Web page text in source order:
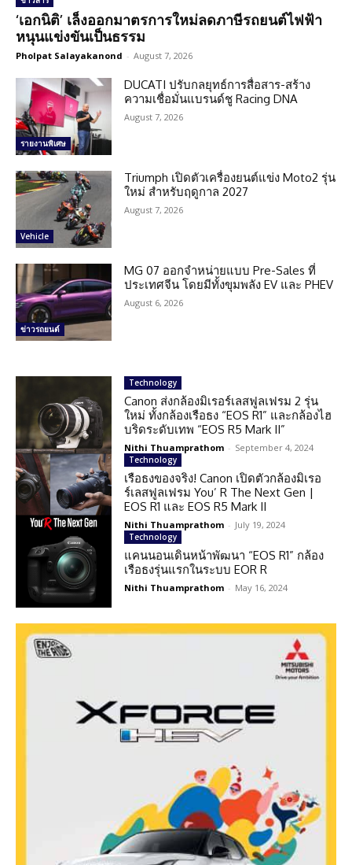
‘เอกนิติ’ เล็งออกมาตรการใหม่ลดภาษีรถยนต์ไฟฟ้า
หนุนแข่งขันเป็นธรรม
Pholpat Salayakanond - August 7, 2026
รายงานพิเศษ
DUCATI ปรับกลยุทธ์การสื่อสาร-สร้าง
ความเชื่อมั่นแบรนด์ชู Racing DNA
August 7, 2026
Vehicle
Triumph เปิดตัวเครื่องยนต์แข่ง Moto2 รุ่น
ใหม่ สำหรับฤดูกาล 2027
August 7, 2026
ข่าวรถยนต์
MG 07 ออกจำหน่ายแบบ Pre-Sales ที่
ประเทศจีน โดยมีทั้งขุมพลัง EV และ PHEV
August 6, 2026
Technology
Canon ส่งกล้องมิเรอร์เลสฟูลเฟรม 2 รุ่น
ใหม่ ทั้งกล้องเรือธง “EOS R1” และกล้องไฮ
บริดระดับเทพ “EOS R5 Mark II”
Nithi Thuamprathom - September 4, 2024
Technology
เรือธงของจริง! Canon เปิดตัวกล้องมิเรอ
ร์เลสฟูลเฟรม You’ R The Next Gen |
EOS R1 และ EOS R5 Mark II
Nithi Thuamprathom - July 19, 2024
Technology
แคนนอนเดินหน้าพัฒนา “EOS R1” กล้อง
เรือธงรุ่นแรกในระบบ EOR R
Nithi Thuamprathom - May 16, 2024